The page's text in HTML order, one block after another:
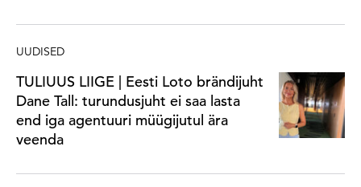
UUDISED
TULIUUS LIIGE | Eesti Loto brändijuht
Dane Tall: turundusjuht ei saa lasta
end iga agentuuri müügijutul ära
veenda